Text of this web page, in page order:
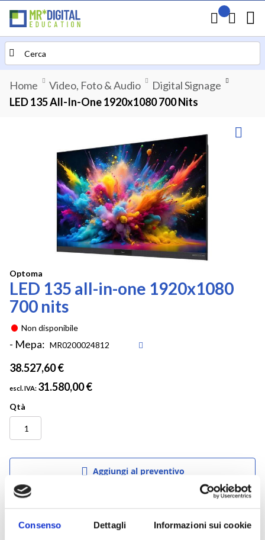
Consenso Dettagli Informazioni sui cookie
Carrello
Il mio
Search
Home Video, Foto & Audio
Digital Signage
LED 135 All-In-One 1920x1080 700 Nits
Vai
all'inizio
della
galleria
immagini
Optoma
LED 135 all-in-one 1920x1080
700 nits
38.527,60 €
31.580,00 €
Non disponibile
- Mepa:
Qtà
Aggiungi al preventivo